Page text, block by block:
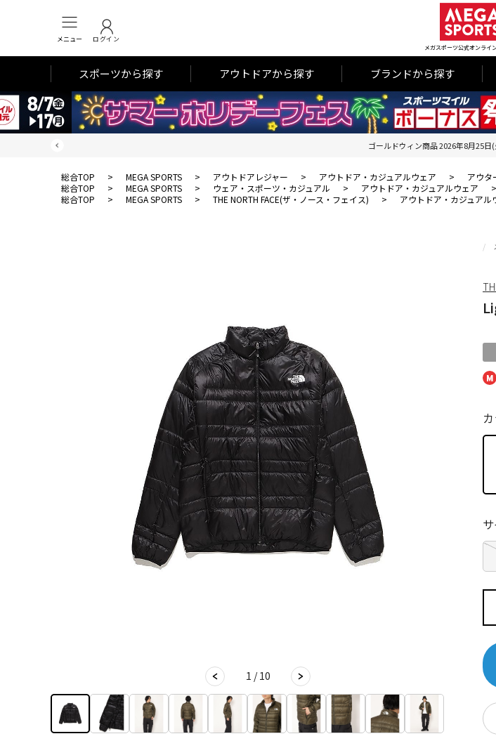
メニュー ログイン
メガスポーツ公式オンライ
スポーツから探す アウトドアから探す ブランドから探す
ゴールドウィン商品 2026年8月25日
総合TOP > MEGA SPORTS > アウトドアレジャー > アウトドア・カジュアルウェア > アウタ
総合TOP
> MEGA SPORTS > ウェア・スポーツ・カジュアル > アウトドア・カジュアルウェア >
総合TOP
> MEGA SPORTS > THE NORTH FACE(ザ・ノース・フェイス) > アウトドア・カジュアル
1 / 10